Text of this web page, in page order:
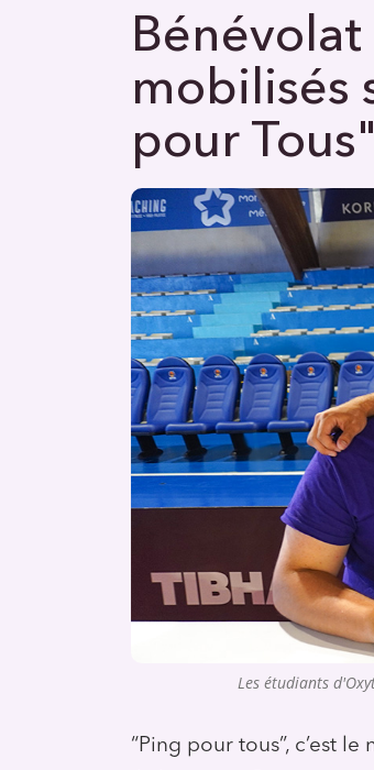
mobilisés
pour Tous"
Les étudiants
“Ping pour tous”, c’est